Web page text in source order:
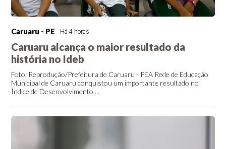
Caruaru - PE Há 4 horas
Caruaru alcança o maior resultado da
história no Ideb
Foto: Reprodução/Prefeitura de Caruaru - PEA Rede de Educação
Municipal de Caruaru conquistou um importante resultado no
Índice de Desenvolvimento ...